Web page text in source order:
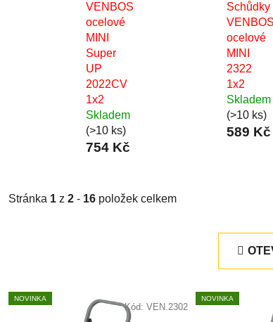
VENBOS
ocelové
MINI
Super
UP
2022CV
1x2
Skladem
(>10 ks)
754 Kč
Schůdky
VENBOS
ocelové
MINI
2322
1x2
Skladem
(>10 ks)
589 Kč
Stránka 1 z 2 - 16 položek celkem
V
ý
NOVINKA
Kód: VEN.2302
NOVINKA